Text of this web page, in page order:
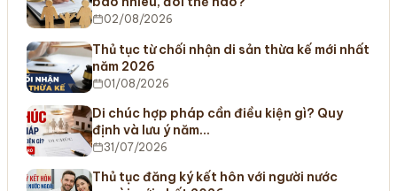
02/08/2026
Thủ tục từ chối nhận di sản thừa kế mới nhất
năm 2026
01/08/2026
Di chúc hợp pháp cần điều kiện gì? Quy
định và lưu ý năm…
31/07/2026
Thủ tục đăng ký kết hôn với người nước